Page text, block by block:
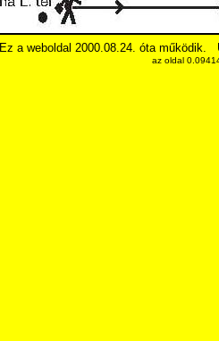
Ez a weboldal 2000.08.24. óta működik.
az oldal